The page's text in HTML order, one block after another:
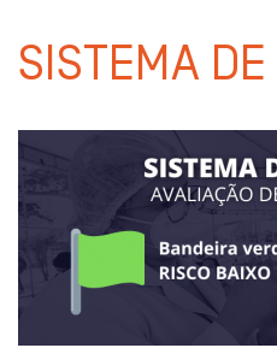
SISTEMA